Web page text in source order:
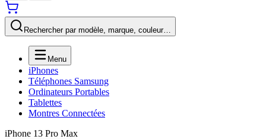
Rechercher par modèle, marque, couleur…
Menu
iPhones
Téléphones Samsung
Ordinateurs Portables
Tablettes
Montres Connectées
iPhone 13 Pro Max